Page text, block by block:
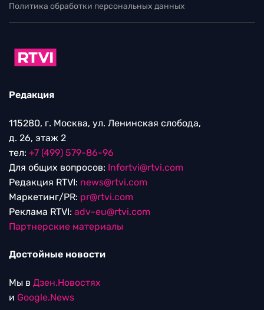
Политика обработки персональных данных
Редакция
115280, г. Москва, ул. Ленинская слобода,
д. 26, этаж 2
тел: +7 (499) 579-86-96
Для общих вопросов: Infortvi@rtvi.com
Редакция RTVI: news@rtvi.com
Маркетинг/PR: pr@rtvi.com
Реклама RTVI: adv-eu@rtvi.com
Партнерские материалы
Достойные новости
Мы в Дзен.Новостях
и Google.News